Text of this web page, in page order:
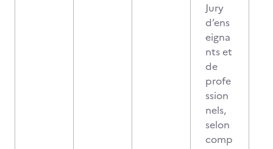
Jury
d’ens
eigna
nts et
de
profe
ssion
nels,
selon
comp